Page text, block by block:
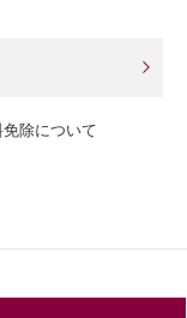
除について